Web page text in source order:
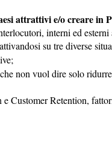
attrattivi e/o creare in
interni ed esterni
attivandosi su tre diverse
non vuol dire solo
Customer Retention,